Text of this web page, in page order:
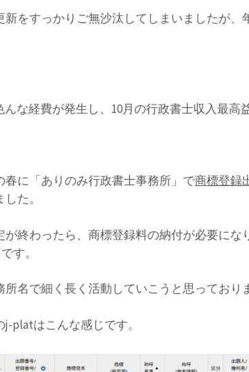
新をすっかりご無沙汰してしまいましたが、
んな経費が発生し、10月の行政書士収入最高
に「ありのみ行政書士事務所」で商標登録
た。
が終わったら、商標登録料の納付が必要にな
す。
所名で細く長く活動していこうと思っており
j-platはこんな感じです。